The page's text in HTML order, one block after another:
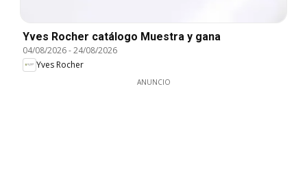
Yves Rocher catálogo Muestra y gana
04/08/2026-24/08/2026
Yves Rocher
ANUNCIO